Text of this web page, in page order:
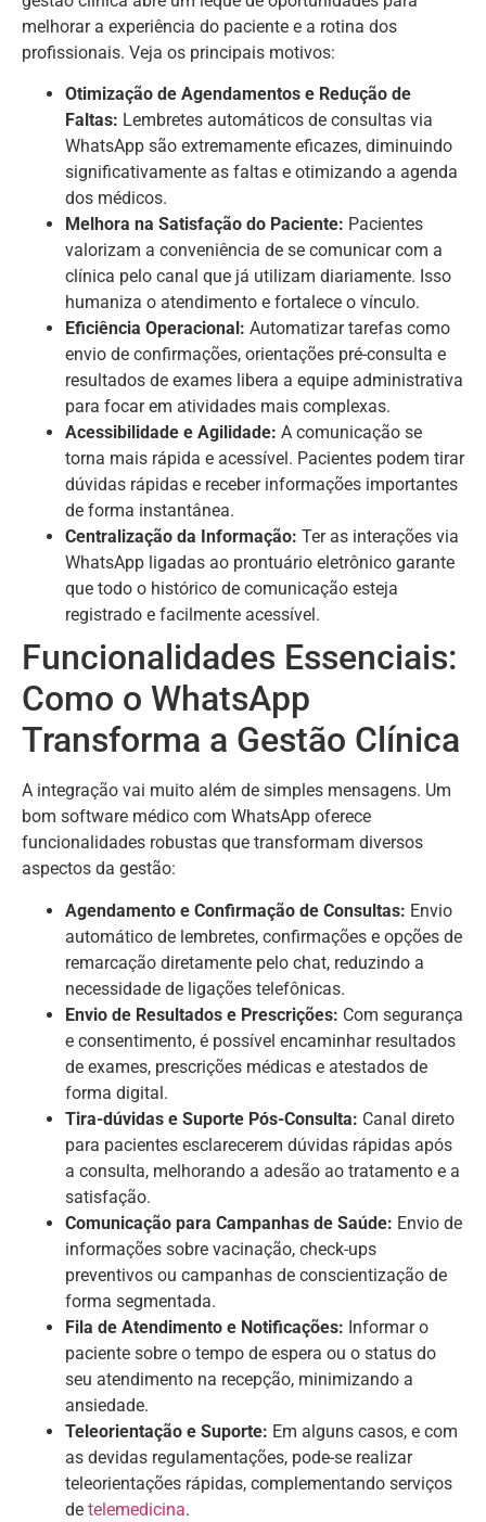
melhorar a experiência do paciente e a rotina dos
profissionais. Veja os principais motivos:
Otimização de Agendamentos e Redução de
Faltas: Lembretes automáticos de consultas via
WhatsApp são extremamente eficazes, diminuindo
significativamente as faltas e otimizando a agenda
dos médicos.
Melhora na Satisfação do Paciente: Pacientes
valorizam a conveniência de se comunicar com a
clínica pelo canal que já utilizam diariamente. Isso
humaniza o atendimento e fortalece o vínculo.
Eficiência Operacional: Automatizar tarefas como
envio de confirmações, orientações pré-consulta e
resultados de exames libera a equipe administrativa
para focar em atividades mais complexas.
Acessibilidade e Agilidade: A comunicação se
torna mais rápida e acessível. Pacientes podem tirar
dúvidas rápidas e receber informações importantes
de forma instantânea.
Centralização da Informação: Ter as interações via
WhatsApp ligadas ao prontuário eletrônico garante
que todo o histórico de comunicação esteja
registrado e facilmente acessível.
Funcionalidades Essenciais:
Como o WhatsApp
Transforma a Gestão Clínica
A integração vai muito além de simples mensagens. Um
bom software médico com WhatsApp oferece
funcionalidades robustas que transformam diversos
aspectos da gestão:
Agendamento e Confirmação de Consultas: Envio
automático de lembretes, confirmações e opções de
remarcação diretamente pelo chat, reduzindo a
necessidade de ligações telefônicas.
Envio de Resultados e Prescrições: Com segurança
e consentimento, é possível encaminhar resultados
de exames, prescrições médicas e atestados de
forma digital.
Tira-dúvidas e Suporte Pós-Consulta: Canal direto
para pacientes esclarecerem dúvidas rápidas após
a consulta, melhorando a adesão ao tratamento e a
satisfação.
Comunicação para Campanhas de Saúde: Envio de
informações sobre vacinação, check-ups
preventivos ou campanhas de conscientização de
forma segmentada.
Fila de Atendimento e Notificações: Informar o
paciente sobre o tempo de espera ou o status do
seu atendimento na recepção, minimizando a
ansiedade.
Teleorientação e Suporte: Em alguns casos, e com
as devidas regulamentações, pode-se realizar
teleorientações rápidas, complementando serviços
de telemedicina.